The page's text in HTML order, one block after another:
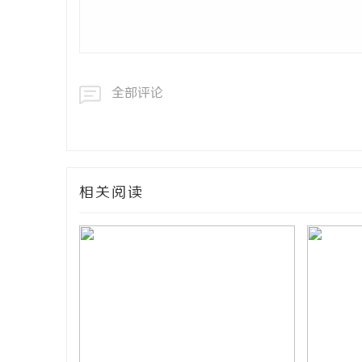
全部评论
相关阅读